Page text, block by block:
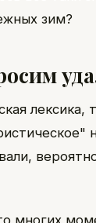
зим?
лексика,
многих